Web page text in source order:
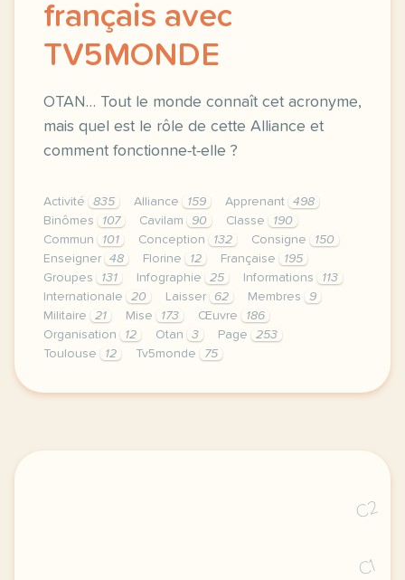
français avec
TV5MONDE
OTAN… Tout le monde connaît cet acronyme,
mais quel est le rôle de cette Alliance et
comment fonctionne-t-elle ?
Activité 835 Alliance 159 Apprenant
498
Binômes
107 Cavilam 90 Classe
190
Commun
101 Conception 132 Consigne
150
Enseigner
48 Florine 12 Française
195
Groupes
131 Infographie 25 Informations
113
Internationale
20 Laisser 62 Membres
9
Militaire
21 Mise 173 Œuvre
186
Organisation
12 Otan 3 Page
253
Toulouse
12 Tv5monde 75
le respect de votre vie privee est une priorite
C2
C1